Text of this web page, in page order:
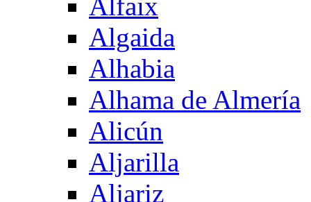
Algaida
Alhabia
Alhama de Almería
Alicún
Aljarilla
Aljariz